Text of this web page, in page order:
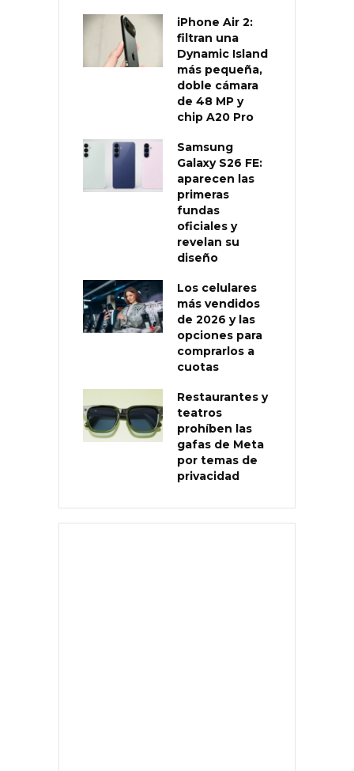
iPhone Air 2:
filtran una
Dynamic Island
más pequeña,
doble cámara
de 48 MP y
chip A20 Pro
Samsung
Galaxy S26 FE:
aparecen las
primeras
fundas
oficiales y
revelan su
diseño
Los celulares
más vendidos
de 2026 y las
opciones para
comprarlos a
cuotas
Restaurantes y
teatros
prohíben las
gafas de Meta
por temas de
privacidad